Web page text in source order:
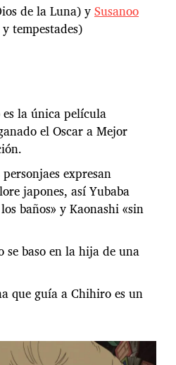
de la Luna) ySusanoo
tempestades)
la única película
el Oscar a Mejor
expresan
japones, así Yubaba
baños» y Kaonashi «sin
se baso en la hija de una
que guía a Chihiro es un